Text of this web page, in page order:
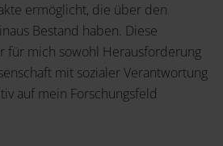
ermöglicht, die über den
Bestand haben. Diese
für mich sowohl Herausforderung
mit sozialer Verantwortung
auf mein Forschungsfeld